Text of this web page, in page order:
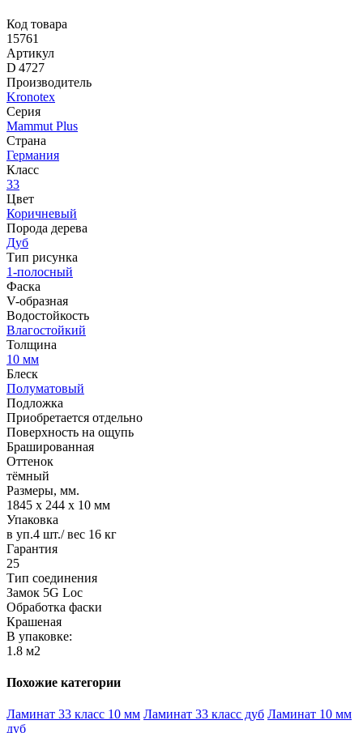
Код товара
15761
Артикул
D 4727
Производитель
Kronotex
Серия
Mammut Plus
Страна
Германия
Класс
33
Цвет
Коричневый
Порода дерева
Дуб
Тип рисунка
1-полосный
Фаска
V-образная
Водостойкость
Влагостойкий
Толщина
10 мм
Блеск
Полуматовый
Подложка
Приобретается отдельно
Поверхность на ощупь
Брашированная
Оттенок
тёмный
Размеры, мм.
1845 х 244 х 10 мм
Упаковка
в уп.4 шт./ вес 16 кг
Гарантия
25
Тип соединения
Замок 5G Loc
Обработка фаски
Крашеная
В упаковке:
1.8 м2
Похожие категории
Ламинат 33 класс 10 мм Ламинат 33 класс дуб Ламинат 10 мм
дуб